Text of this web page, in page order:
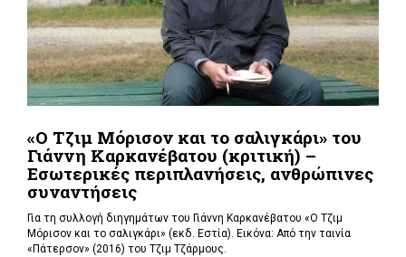
«Ο Τζιμ Μόρισον και το σαλιγκάρι» του
Γιάννη Καρκανέβατου (κριτική) –
Εσωτερικές περιπλανήσεις, ανθρώπινες
συναντήσεις
Για τη συλλογή διηγημάτων του Γιάννη Καρκανέβατου «Ο Τζιμ
Μόρισον και το σαλιγκάρι» (εκδ. Εστία). Εικόνα: Από την ταινία
«Πάτερσον» (2016) του Τζιμ Τζάρμους.